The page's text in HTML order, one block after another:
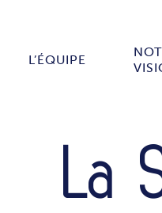
L’ÉQUIPE
La